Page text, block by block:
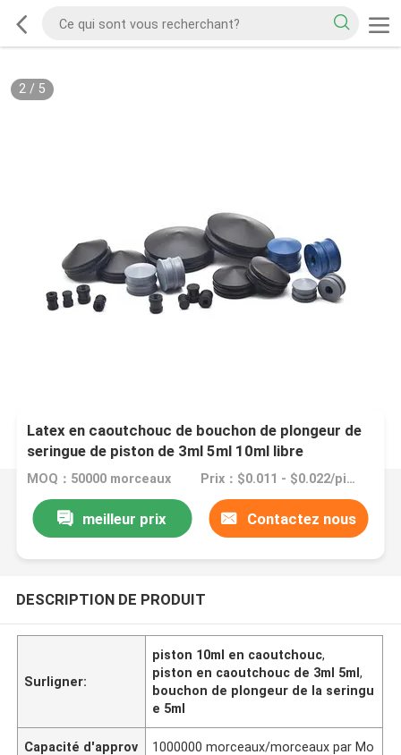
2/ 5
Latex en caoutchouc de bouchon de plongeur de
seringue de piston de 3ml 5ml 10ml libre
MOQ：50000 morceaux Prix：$0.011 - $0.022/pieces
meilleur prix Contactez nous
DESCRIPTION DE PRODUIT
Surligner:
piston 10ml en caoutchouc,
piston en caoutchouc de 3ml 5ml,
bouchon de plongeur de la seringu
e 5ml
Capacité d'approv
1000000 morceaux/morceaux par Mo